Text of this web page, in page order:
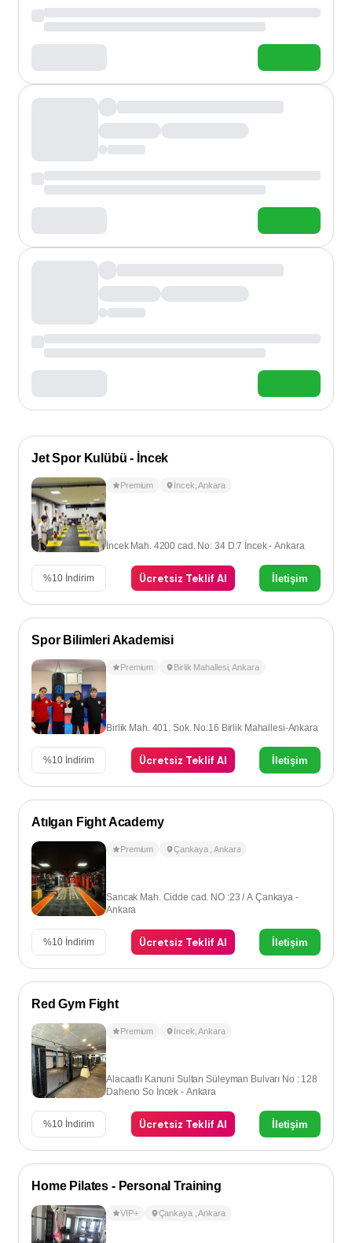
Jet Spor Kulübü - İncek
Premium İncek ,Ankara
İncek Mah. 4200 cad. No: 34 D:7 İncek - Ankara
%10 İndirim Ücretsiz Teklif Al İletişim
Spor Bilimleri Akademisi
Premium Birlik Mahallesi,Ankara
Birlik Mah. 401. Sok. No:16 Birlik Mahallesi-Ankara
%10 İndirim Ücretsiz Teklif Al İletişim
Atılgan Fight Academy
Premium Çankaya ,Ankara
Sancak Mah. Cidde cad. NO :23 / A Çankaya -
Ankara
%10 İndirim Ücretsiz Teklif Al İletişim
Red Gym Fight
Premium İncek ,Ankara
Alacaatlı Kanuni Sultan Süleyman Bulvarı No : 128
Daheno So İncek - Ankara
%10 İndirim Ücretsiz Teklif Al İletişim
Home Pilates - Personal Training
VIP+ Çankaya ,Ankara